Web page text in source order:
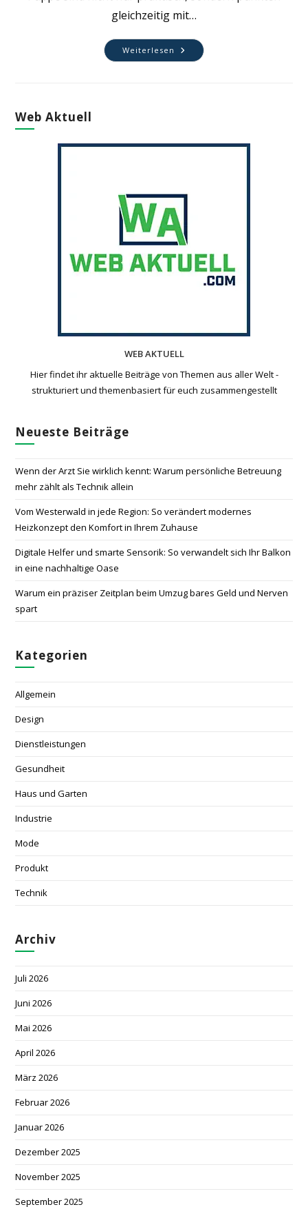
gleichzeitig mit…
Weiterlesen To
Go
Web Aktuell
WEB AKTUELL
Hier findet ihr aktuelle Beiträge von Themen aus aller Welt -
strukturiert und themenbasiert für euch zusammengestellt
Neueste Beiträge
Wenn der Arzt Sie wirklich kennt: Warum persönliche Betreuung
mehr zählt als Technik allein
Vom Westerwald in jede Region: So verändert modernes
Heizkonzept den Komfort in Ihrem Zuhause
Digitale Helfer und smarte Sensorik: So verwandelt sich Ihr Balkon
in eine nachhaltige Oase
Warum ein präziser Zeitplan beim Umzug bares Geld und Nerven
spart
Kategorien
Allgemein
Design
Dienstleistungen
Gesundheit
Haus und Garten
Industrie
Mode
Produkt
Technik
Archiv
Juli 2026
Juni 2026
Mai 2026
April 2026
März 2026
Februar 2026
Januar 2026
Dezember 2025
November 2025
September 2025